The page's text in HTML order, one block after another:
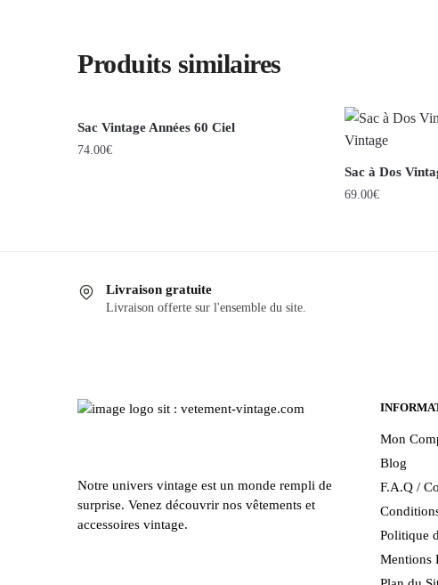
Produits similaires
Sac Vintage Années 60 Ciel
74.00€
Sac à Dos
69.00€
produit
Livraison gratuite
Livraison offerte sur l'ensemble du site.
Notre univers vintage est un monde rempli de
surprise. Venez découvrir nos vêtements et
accessoires vintage.
Mon
Blog
F.A.Q /
Politique
Mentions